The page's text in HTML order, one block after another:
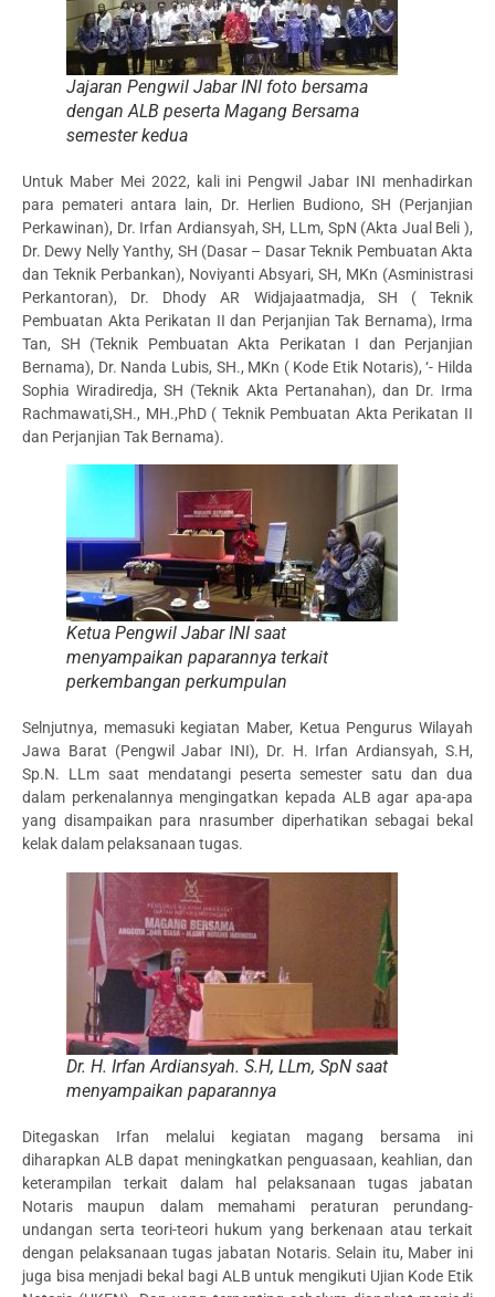
Jajaran Pengwil Jabar INI foto bersama
dengan ALB peserta Magang Bersama
semester kedua
Untuk Maber Mei 2022, kali ini Pengwil Jabar INI menhadirkan
para pemateri antara lain, Dr. Herlien Budiono, SH (Perjanjian
Perkawinan), Dr. Irfan Ardiansyah, SH, LLm, SpN (Akta Jual Beli ),
Dr. Dewy Nelly Yanthy, SH (Dasar – Dasar Teknik Pembuatan Akta
dan Teknik Perbankan), Noviyanti Absyari, SH, MKn (Asministrasi
Perkantoran), Dr. Dhody AR Widjajaatmadja, SH ( Teknik
Pembuatan Akta Perikatan II dan Perjanjian Tak Bernama), Irma
Tan, SH (Teknik Pembuatan Akta Perikatan I dan Perjanjian
Bernama), Dr. Nanda Lubis, SH., MKn ( Kode Etik Notaris), ‘- Hilda
Sophia Wiradiredja, SH (Teknik Akta Pertanahan), dan Dr. Irma
Rachmawati,SH., MH.,PhD ( Teknik Pembuatan Akta Perikatan II
dan Perjanjian Tak Bernama).
Ketua Pengwil Jabar INI saat
menyampaikan paparannya terkait
perkembangan perkumpulan
Selnjutnya, memasuki kegiatan Maber, Ketua Pengurus Wilayah
Jawa Barat (Pengwil Jabar INI), Dr. H. Irfan Ardiansyah, S.H,
Sp.N. LLm saat mendatangi peserta semester satu dan dua
dalam perkenalannya mengingatkan kepada ALB agar apa-apa
yang disampaikan para nrasumber diperhatikan sebagai bekal
kelak dalam pelaksanaan tugas.
Dr. H. Irfan Ardiansyah. S.H, LLm, SpN saat
menyampaikan paparannya
Ditegaskan Irfan melalui kegiatan magang bersama ini
diharapkan ALB dapat meningkatkan penguasaan, keahlian, dan
keterampilan terkait dalam hal pelaksanaan tugas jabatan
Notaris maupun dalam memahami peraturan perundang-
undangan serta teori-teori hukum yang berkenaan atau terkait
dengan pelaksanaan tugas jabatan Notaris. Selain itu, Maber ini
juga bisa menjadi bekal bagi ALB untuk mengikuti Ujian Kode Etik